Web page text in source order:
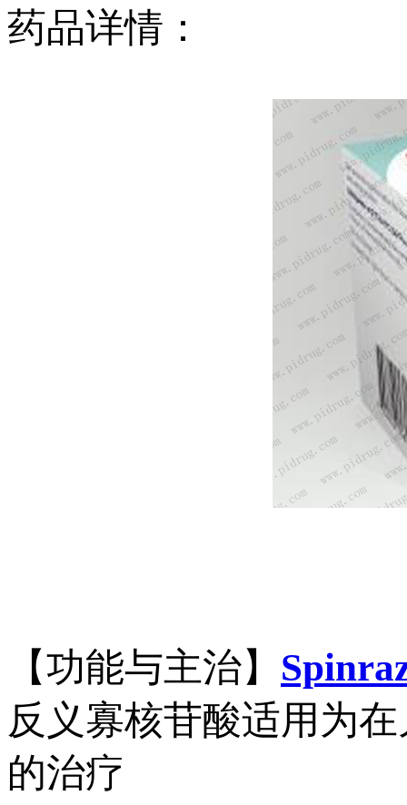
药品详情：
【功能与主治】
反义寡核苷酸适用为
的治疗